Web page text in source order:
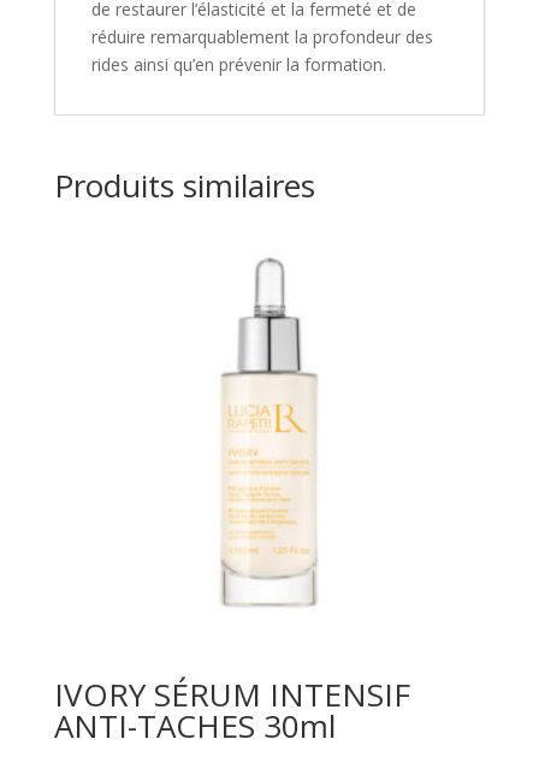
de restaurer l’élasticité et la fermeté et de
réduire remarquablement la profondeur des
rides ainsi qu’en prévenir la formation.
Produits similaires
IVORY SÉRUM INTENSIF
ANTI-TACHES 30ml